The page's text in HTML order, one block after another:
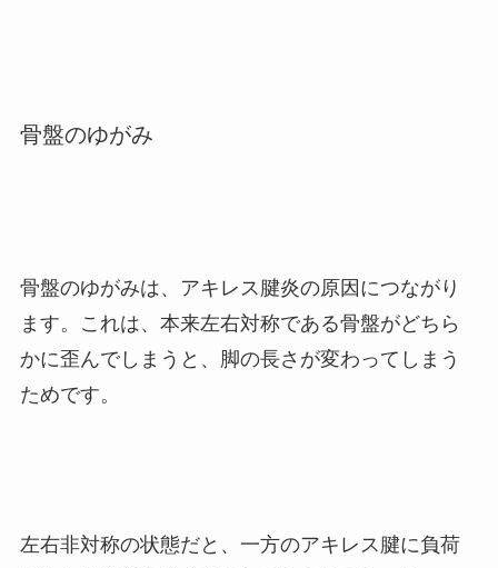
骨盤のゆがみ
骨盤のゆがみは、アキレス腱炎の原因につながり
ます。
これは、本来左右対称である骨盤がどちら
かに歪んでしまうと、脚の長さが変わってしまう
ためです。
左右非対称の状態だと、一方のアキレス腱に負荷